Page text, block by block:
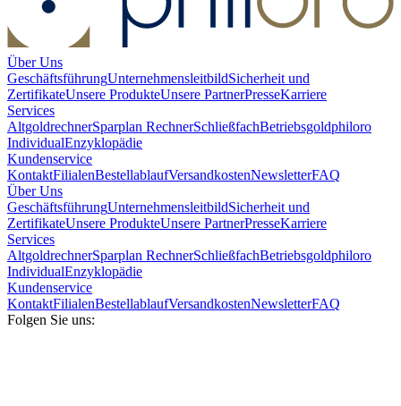
Über Uns
GeschäftsführungUnternehmensleitbildSicherheit und
ZertifikateUnsere ProdukteUnsere PartnerPresseKarriere
Services
AltgoldrechnerSparplan RechnerSchließfachBetriebsgoldphiloro
IndividualEnzyklopädie
Kundenservice
KontaktFilialenBestellablaufVersandkostenNewsletterFAQ
Über Uns
GeschäftsführungUnternehmensleitbildSicherheit und
ZertifikateUnsere ProdukteUnsere PartnerPresseKarriere
Services
AltgoldrechnerSparplan RechnerSchließfachBetriebsgoldphiloro
IndividualEnzyklopädie
Kundenservice
KontaktFilialenBestellablaufVersandkostenNewsletterFAQ
Folgen Sie uns: